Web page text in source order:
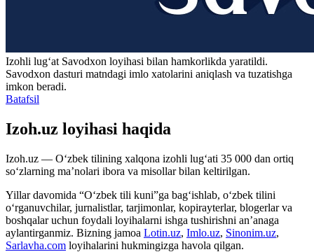
Izohli lugʻat Savodxon loyihasi bilan hamkorlikda yaratildi.
Savodxon dasturi matndagi imlo xatolarini aniqlash va tuzatishga
imkon beradi.
Batafsil
Izoh.uz loyihasi haqida
Izoh.uz — O‘zbek tilining xalqona izohli lug‘ati 35 000 dan ortiq
so‘zlarning ma’nolari ibora va misollar bilan keltirilgan.
Yillar davomida “O‘zbek tili kuni”ga bag‘ishlab, o‘zbek tilini
o‘rganuvchilar, jurnalistlar, tarjimonlar, kopirayterlar, blogerlar va
boshqalar uchun foydali loyihalarni ishga tushirishni an’anaga
aylantirganmiz. Bizning jamoa Lotin.uz, Imlo.uz, Sinonim.uz,
Sarlavha.com loyihalarini hukmingizga havola qilgan.